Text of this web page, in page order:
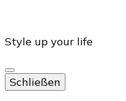
Style up your life
Schließen